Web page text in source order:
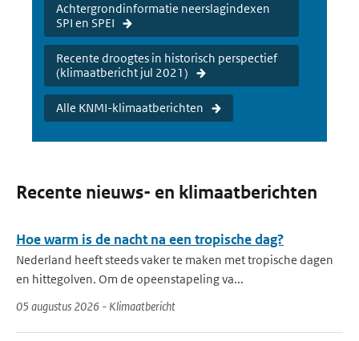
Achtergrondinformatie neerslagindexen
SPI en SPEI
Recente droogtes in historisch perspectief
(klimaatbericht jul 2021)
Alle KNMI-klimaatberichten
Recente nieuws- en klimaatberichten
Hoe warm is de nacht na een tropische dag?
Nederland heeft steeds vaker te maken met tropische dagen
en hittegolven. Om de opeenstapeling va...
05 augustus 2026 - Klimaatbericht